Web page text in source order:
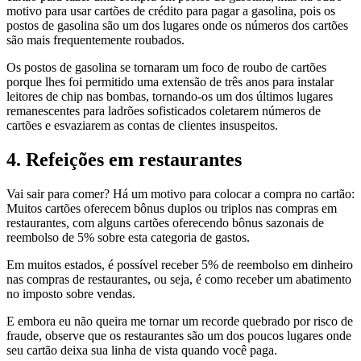
motivo para usar cartões de crédito para pagar a gasolina, pois os
postos de gasolina são um dos lugares onde os números dos cartões
são mais frequentemente roubados.
Os postos de gasolina se tornaram um foco de roubo de cartões
porque lhes foi permitido uma extensão de três anos para instalar
leitores de chip nas bombas, tornando-os um dos últimos lugares
remanescentes para ladrões sofisticados coletarem números de
cartões e esvaziarem as contas de clientes insuspeitos.
4. Refeições em restaurantes
Vai sair para comer? Há um motivo para colocar a compra no cartão:
Muitos cartões oferecem bônus duplos ou triplos nas compras em
restaurantes, com alguns cartões oferecendo bônus sazonais de
reembolso de 5% sobre esta categoria de gastos.
Em muitos estados, é possível receber 5% de reembolso em dinheiro
nas compras de restaurantes, ou seja, é como receber um abatimento
no imposto sobre vendas.
E embora eu não queira me tornar um recorde quebrado por risco de
fraude, observe que os restaurantes são um dos poucos lugares onde
seu cartão deixa sua linha de vista quando você paga.